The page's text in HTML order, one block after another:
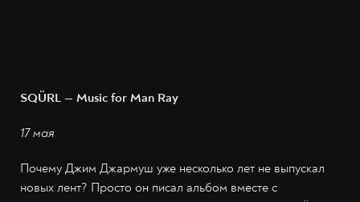
SQÜRL — Music for Man Ray
17 мая
Почему Джим Джармуш уже несколько лет не выпускал
новых лент? Просто он писал альбом вместе с